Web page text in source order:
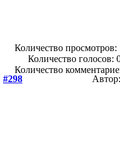
Количество просмотров:
Количество голосов:
Количество
#298